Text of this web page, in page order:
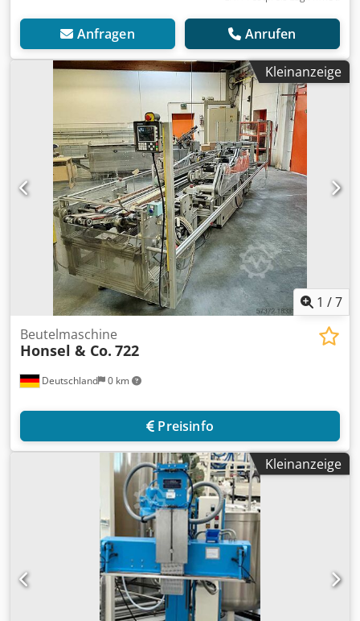
Anfragen Anrufen
Kleinanzeige
1 /7
Deutschland 0 km
Beutelmaschine
Honsel & Co. 722
Preisinfo
Kleinanzeige